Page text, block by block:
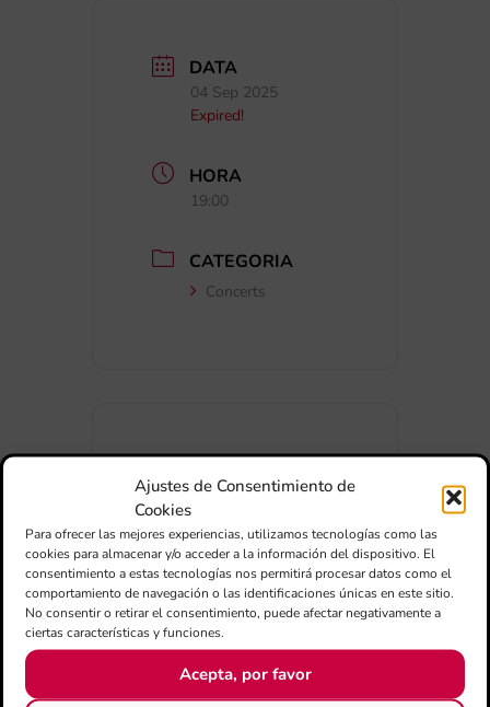
Ajustes de Consentimiento de
Cookies
Para ofrecer las mejores experiencias, utilizamos tecnologías como las
cookies para almacenar y/o acceder a la información del dispositivo. El
consentimiento a estas tecnologías nos permitirá procesar datos como el
comportamiento de navegación o las identificaciones únicas en este sitio.
No consentir o retirar el consentimiento, puede afectar negativamente a
ciertas características y funciones.
Acepta, por favor
DATA
04 Sep 2025
Expired!
HORA
19:00
CATEGORIA
Concerts
+ Afegir a Google Calendar
Exportar + iCal / Outlook